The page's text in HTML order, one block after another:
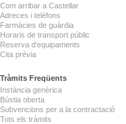
Com arribar a Castellar
Adreces i telèfons
Farmàcies de guàrdia
Horaris de transport públic
Reserva d'equipaments
Cita prèvia
Tràmits Freqüents
Instància genèrica
Bústia oberta
Subvencions per a la contractació
Tots els tràmits